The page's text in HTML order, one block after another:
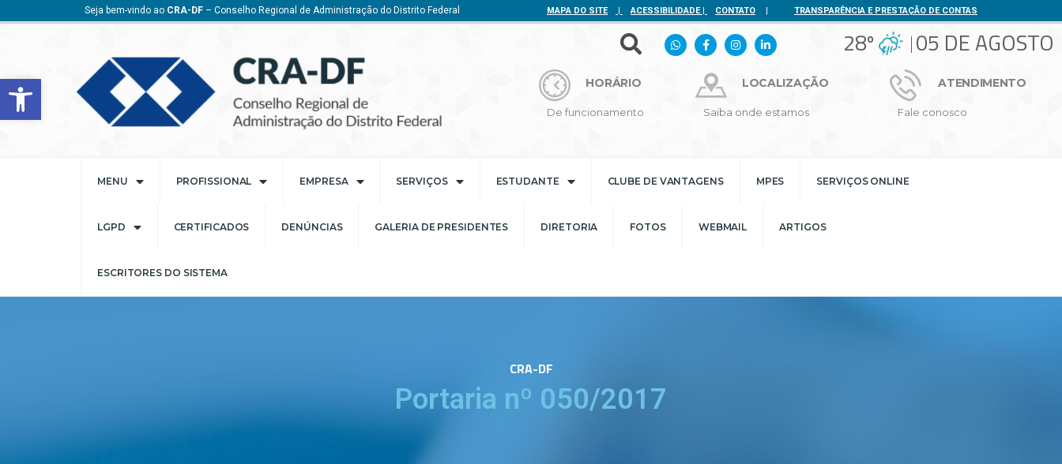
Barra de Ferramentas Aberta
Seja bem-vindo ao CRA-DF – Conselho Regional de Administração do Distrito Federal MAPA DO SITE | ACESSIBILIDADE| CONTATO | TRANSPARÊNCIA E PRESTAÇÃO DE CONTAS
28º 05 DE AGOSTO
HORÁRIO
De funcionamento
LOCALIZAÇÃO
Saiba onde estamos
ATENDIMENTO
Fale conosco
MENU PROFISSIONAL EMPRESA SERVIÇOS ESTUDANTE CLUBE DE VANTAGENS MPES SERVIÇOS ONLINE
LGPD CERTIFICADOS DENÚNCIAS GALERIA DE PRESIDENTES DIRETORIA FOTOS WEBMAIL ARTIGOS
ESCRITORES DO SISTEMA
CRA-DF
Portaria nº 050/2017